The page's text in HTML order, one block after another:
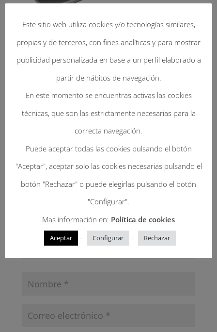
Tu dirección de correo electrónico no será
publicada.
Los campos obligatorios están
Este sitio web utiliza cookies y/o tecnologías similares,
propias y de terceros, con fines analíticas y para mostrar
publicidad personalizada en base a un perfil elaborado a
partir de hábitos de navegación.
En este momento se encuentras activas las cookies
técnicas, que son las estrictamente necesarias para la
correcta navegación.
Puede aceptar todas las cookies pulsando el botón
"Aceptar", aceptar solo las cookies necesarias pulsando el
botón "Rechazar" o puede elegirlas pulsando el botón
"Configurar".
Mas información en: Política de cookies
Aceptar - Configurar - Rechazar